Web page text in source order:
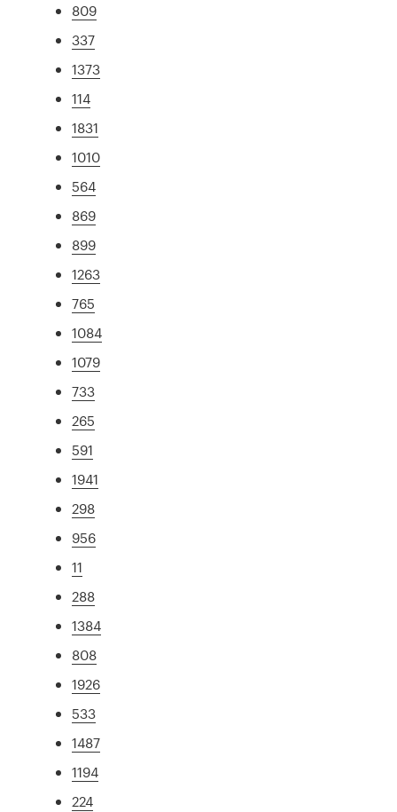
809
337
1373
114
1831
1010
564
869
899
1263
765
1084
1079
733
265
591
1941
298
956
11
288
1384
808
1926
533
1487
1194
224